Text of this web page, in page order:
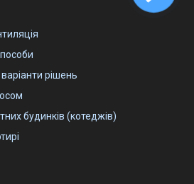
рішень
будинків (котеджів)